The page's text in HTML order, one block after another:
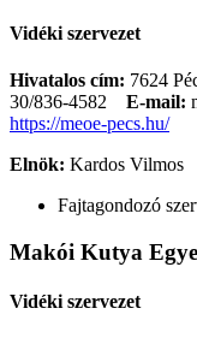
Vidéki szervezet
Hivatalos cím: 7624
30/836-4582
E-mail:
https://meoe-pecs.hu/
Elnök: Kardos Vilmos
Fajtagondozó
Makói Kutya
Vidéki szervezet